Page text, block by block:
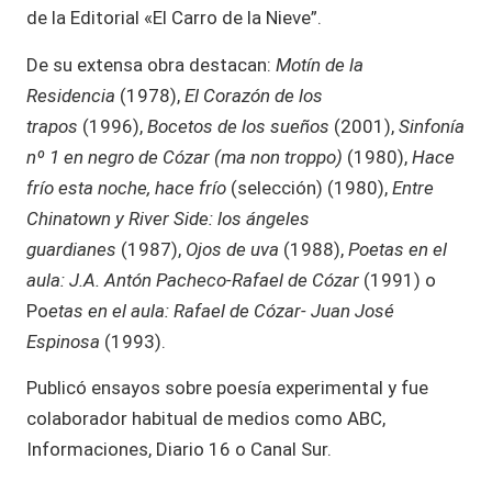
de la Editorial «El Carro de la Nieve”.
De su extensa obra destacan: Motín de la
Residencia (1978), El Corazón de los
trapos (1996), Bocetos de los sueños (2001), Sinfonía
nº 1 en negro de Cózar (ma non troppo) (1980), Hace
frío esta noche, hace frío (selección) (1980), Entre
Chinatown y River Side: los ángeles
guardianes (1987), Ojos de uva (1988), Poetas en el
aula: J.A. Antón Pacheco-Rafael de Cózar (1991) o
Poetas en el aula: Rafael de Cózar- Juan José
Espinosa (1993).
Publicó ensayos sobre poesía experimental y fue
colaborador habitual de medios como ABC,
Informaciones, Diario 16 o Canal Sur.